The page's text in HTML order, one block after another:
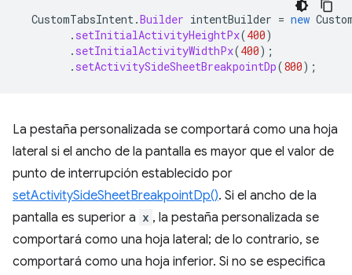
CustomTabsIntent.Builder intentBuilder = new
. setInitialActivityHeightPx(400)
. setInitialActivityWidthPx(400);
. setActivitySideSheetBreakpointDp(800);
La pestaña personalizada se comportará como una hoja
lateral si el ancho de la pantalla es mayor que el valor de
punto de interrupción establecido por
setActivitySideSheetBreakpointDp(). Si el ancho de la
pantalla es superior a x , la pestaña personalizada se
comportará como una hoja lateral; de lo contrario, se
comportará como una hoja inferior. Si no se especifica